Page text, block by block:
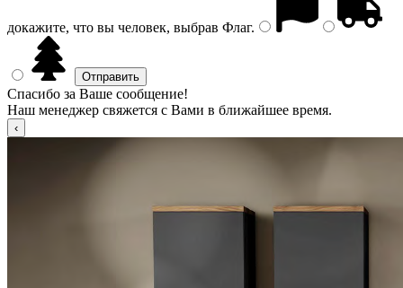
докажите, что вы человек, выбрав Флаг.
Спасибо за Ваше сообщение!
Наш менеджер свяжется с Вами в ближайшее время.